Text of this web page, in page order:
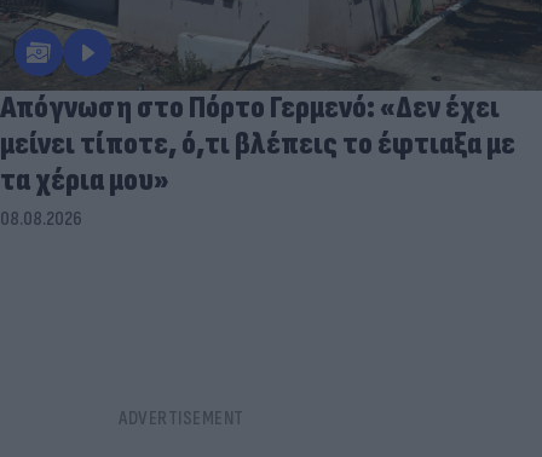
Απόγνωση στο Πόρτο Γερμενό: «Δεν έχει
μείνει τίποτε, ό,τι βλέπεις το έφτιαξα με
τα χέρια μου»
08.08.2026